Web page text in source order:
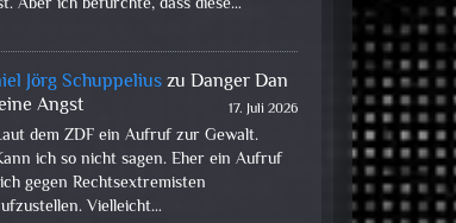
Jörg SchuppeliuszuDanger Dan
Angst
17. Juli 2026
dem ZDF ein Aufruf zur Gewalt.
ich so nicht sagen. Eher ein Aufruf
gegen Rechtsextremisten
Vielleicht…